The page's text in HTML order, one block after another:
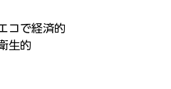
コで経済的
生的